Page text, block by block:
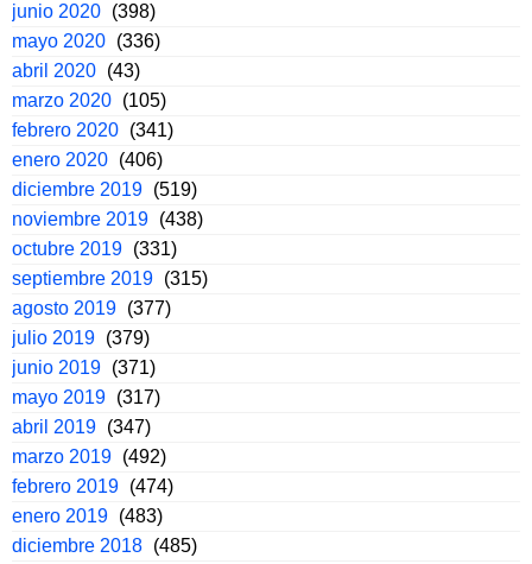
junio 2020 (398)
mayo 2020 (336)
abril 2020 (43)
marzo 2020 (105)
febrero 2020 (341)
enero 2020 (406)
diciembre 2019 (519)
noviembre 2019 (438)
octubre 2019 (331)
septiembre 2019 (315)
agosto 2019 (377)
julio 2019 (379)
junio 2019 (371)
mayo 2019 (317)
abril 2019 (347)
marzo 2019 (492)
febrero 2019 (474)
enero 2019 (483)
diciembre 2018 (485)